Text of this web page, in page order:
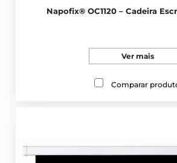
Napofix® OC1120 – Cadeira
Ver mais
Comparar